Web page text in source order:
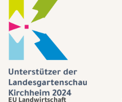
EU Landwirtschaft